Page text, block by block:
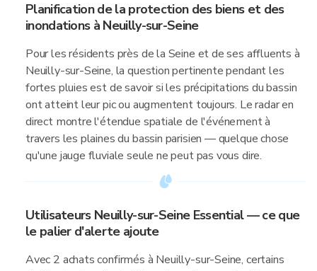
Planification de la protection des biens et des
inondations à Neuilly-sur-Seine
Pour les résidents près de la Seine et de ses affluents à
Neuilly-sur-Seine, la question pertinente pendant les
fortes pluies est de savoir si les précipitations du bassin
ont atteint leur pic ou augmentent toujours. Le radar en
direct montre l'étendue spatiale de l'événement à
travers les plaines du bassin parisien — quelque chose
qu'une jauge fluviale seule ne peut pas vous dire.
Utilisateurs Neuilly-sur-Seine Essential — ce que
le palier d'alerte ajoute
Avec 2 achats confirmés à Neuilly-sur-Seine, certains